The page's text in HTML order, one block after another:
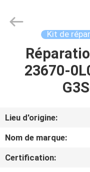
PRODUITS
À
OTTO
AUTO
Kit de
23670-
Lieu d'origine:
Nom de marque:
Certification: